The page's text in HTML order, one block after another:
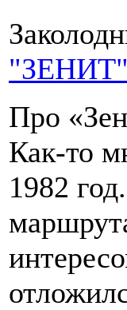
"ЗЕНИТ"
Про
Как-то
1982